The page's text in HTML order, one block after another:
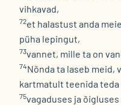
vihkavad,
72et halastust anda
püha lepingut,
73vannet, mille ta on
74Nõnda ta laseb meid,
kartmatult teenida teda
75vagaduses ja